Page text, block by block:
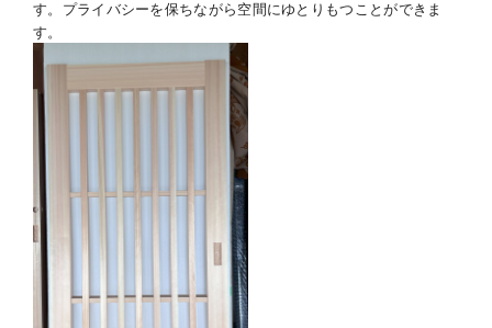
す。 プライバシーを保ちながら空間にゆとりもつことができま
す。